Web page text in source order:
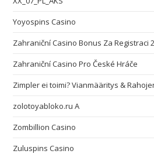
Yoyospins Casino
Zahraniční Casino Bonus Za Registraci
Zahraniční Casino Pro České Hráče
Zimpler ei toimi? Vianmääritys &
zolotoyabloko.ru A
Zombillion Casino
Zuluspins Casino